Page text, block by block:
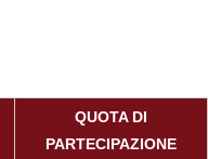
QUOTA DI
PARTECIPAZIONE